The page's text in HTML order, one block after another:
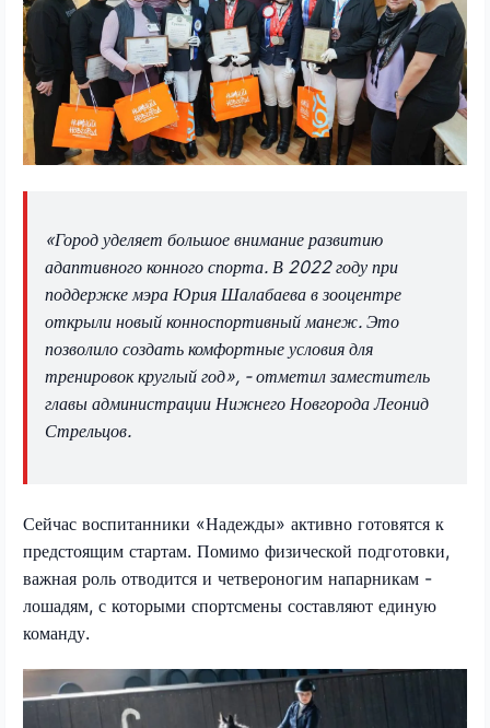
«Город уделяет большое внимание развитию
адаптивного конного спорта. В 2022 году при
поддержке мэра Юрия Шалабаева в зооцентре
открыли новый конноспортивный манеж. Это
позволило создать комфортные условия для
тренировок круглый год», - отметил заместитель
главы администрации Нижнего Новгорода Леонид
Стрельцов.
Сейчас воспитанники «Надежды» активно готовятся к
предстоящим стартам. Помимо физической подготовки,
важная роль отводится и четвероногим напарникам -
лошадям, с которыми спортсмены составляют единую
команду.